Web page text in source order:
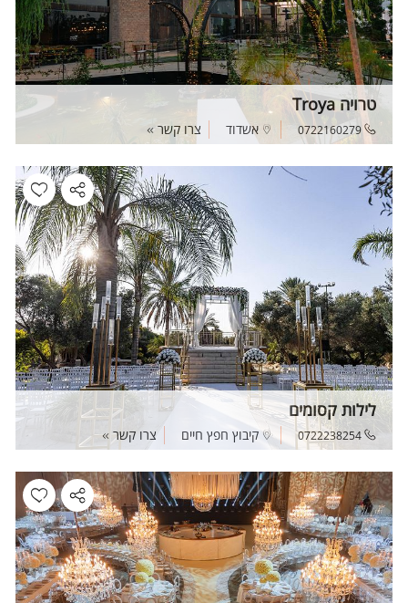
טרויה Troya
0722160279 אשדוד צרו קשר
לילות קסומים
0722238254 קיבוץ חפץ חיים צרו קשר